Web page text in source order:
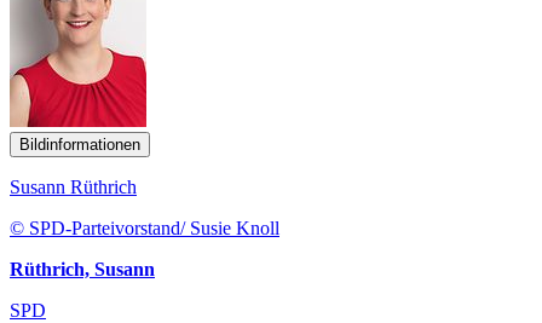
Bildinformationen
Susann Rüthrich
© SPD-Parteivorstand/ Susie Knoll
Rüthrich, Susann
SPD